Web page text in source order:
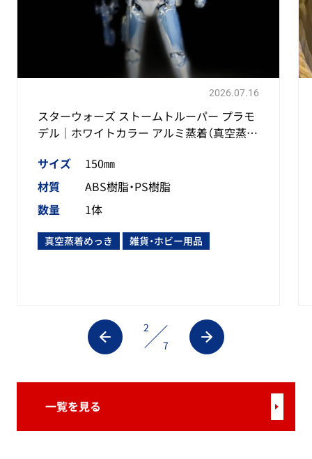
2026.07.16
スターウォーズ ストームトルーパー プラモ
デル｜ホワイトカラー アルミ蒸着（真空蒸
サイズ
150㎜
材質
ABS樹脂・PS樹脂
数量
1体
真空蒸着めっき 雑貨・ホビー用品
2
7
一覧を見る